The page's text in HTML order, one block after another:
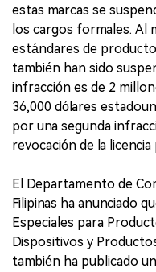
estas marcas se
los cargos formales. Al
estándares de
también han sido
infracción es de 2
36,000 dólares
por una segunda
revocación de la
El Departamento de
Filipinas ha anunciado
Especiales para
Dispositivos y
también ha publicado